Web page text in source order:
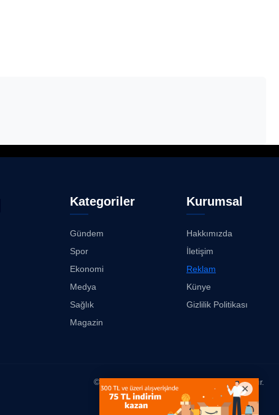
Kategoriler
Gündem
Spor
Ekonomi
Medya
Sağlık
Magazin
Kurumsal
Hakkımızda
İletişim
Reklam
Künye
Gizlilik Politikası
© 2026 . Tüm hakları saklıdır.
Yazılım & Tasarım: Erboy Yayıncılık Reklamcılık